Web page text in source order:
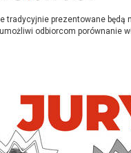
tradycyjnie prezentowane będą
odbiorcom porównanie